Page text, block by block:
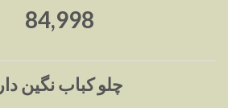
85,000
چلو کباب نگین دار